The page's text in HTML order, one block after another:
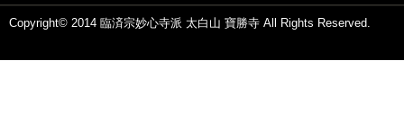
Copyright© 2014 臨済宗妙心寺派 太白山 寶勝寺 All Rights Reserved.